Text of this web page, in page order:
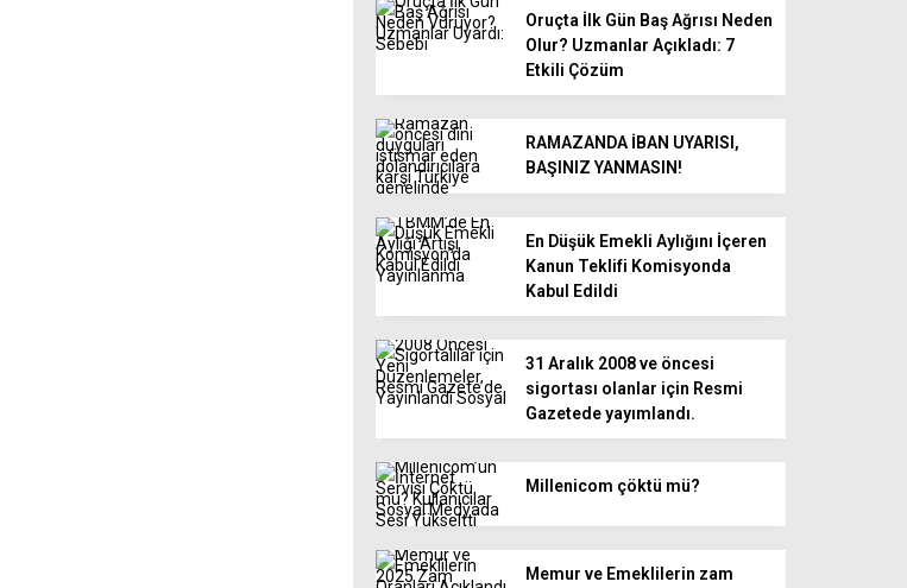
Oruçta İlk Gün Baş Ağrısı Neden
Olur? Uzmanlar Açıkladı: 7
Etkili Çözüm
RAMAZANDA İBAN UYARISI,
BAŞINIZ YANMASIN!
En Düşük Emekli Aylığını İçeren
Kanun Teklifi Komisyonda
Kabul Edildi
31 Aralık 2008 ve öncesi
sigortası olanlar için Resmi
Gazetede yayımlandı.
Millenicom çöktü mü?
Memur ve Emeklilerin zam